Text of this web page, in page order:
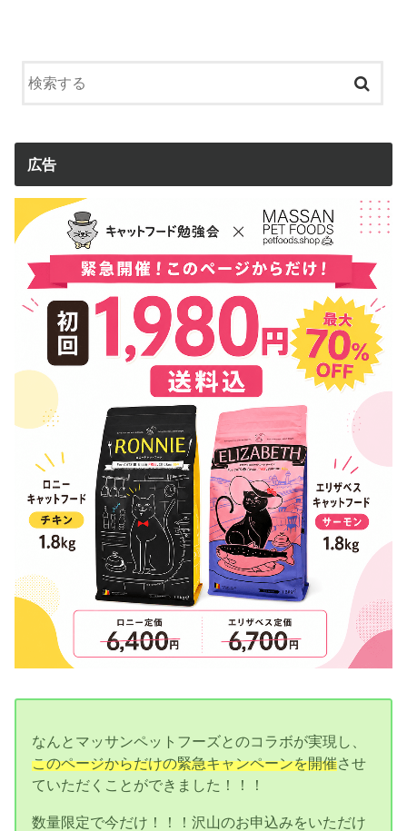
広告
なんとマッサンペットフーズとのコラボが実現し、
このページからだけの緊急キャンペーンを開催させ
ていただくことができました！！！
数量限定で今だけ！！！沢山のお申込みをいただけ